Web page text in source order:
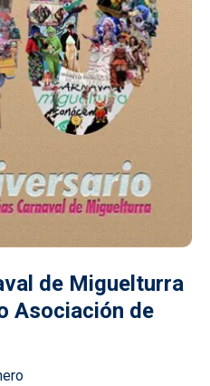
de Miguelturra
Asociación de